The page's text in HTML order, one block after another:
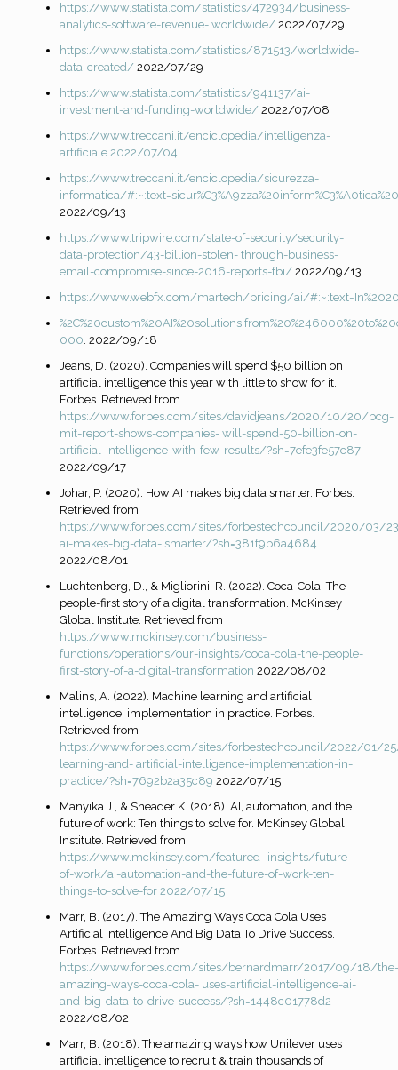
https://www.statista.com/statistics/472934/business-
analytics-software-revenue- worldwide/ 2022/07/29
https://www.statista.com/statistics/871513/worldwide-
data-created/ 2022/07/29
https://www.statista.com/statistics/941137/ai-
investment-and-funding-worldwide/ 2022/07/08
https://www.treccani.it/enciclopedia/intelligenza-
artificiale 2022/07/04
https://www.treccani.it/enciclopedia/sicurezza-
informatica/
2022/09/13
https://www.tripwire.com/state-of-security/security-
data-protection/43-billion-stolen- through-business-
email-compromise-since-2016-reports-fbi/ 2022/09/13
https://www.webfx.com/martech/pricing/ai/
000. 2022/09/18
Jeans, D. (2020). Companies will spend $50 billion on
artificial intelligence this year with little to show for it.
Forbes. Retrieved from
https://www.forbes.com/sites/davidjeans/2020/10/20/bcg-
mit-report-shows-companies- will-spend-50-billion-on-
artificial-intelligence-with-few-results/?sh=7efe3fe57c87
2022/09/17
Johar, P. (2020). How AI makes big data smarter. Forbes.
Retrieved from
https://www.forbes.com/sites/forbestechcouncil/2020/03/
ai-makes-big-data- smarter/?sh=381f9b6a4684
2022/08/01
Luchtenberg, D., & Migliorini, R. (2022). Coca-Cola: The
people-first story of a digital transformation. McKinsey
Global Institute. Retrieved from
https://www.mckinsey.com/business-
functions/operations/our-insights/coca-cola-the-people-
first-story-of-a-digital-transformation 2022/08/02
Malins, A. (2022). Machine learning and artificial
intelligence: implementation in practice. Forbes.
Retrieved from
https://www.forbes.com/sites/forbestechcouncil/2022/01/
learning-and- artificial-intelligence-implementation-in-
practice/?sh=7692b2a35c89 2022/07/15
Manyika J., & Sneader K. (2018). AI, automation, and the
future of work: Ten things to solve for. McKinsey Global
Institute. Retrieved from
https://www.mckinsey.com/featured- insights/future-
of-work/ai-automation-and-the-future-of-work-ten-
things-to-solve-for 2022/07/15
Marr, B. (2017). The Amazing Ways Coca Cola Uses
Artificial Intelligence And Big Data To Drive Success.
Forbes. Retrieved from
https://www.forbes.com/sites/bernardmarr/2017/09/18/the-
amazing-ways-coca-cola- uses-artificial-intelligence-ai-
and-big-data-to-drive-success/?sh=1448c01778d2
2022/08/02
Marr, B. (2018). The amazing ways how Unilever uses
artificial intelligence to recruit & train thousands of